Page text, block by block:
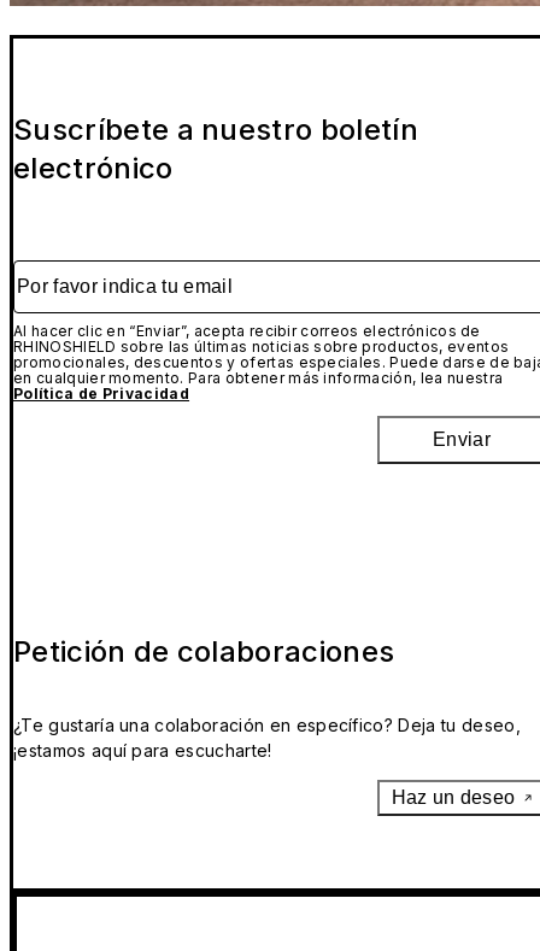
Suscríbete a nuestro boletín
electrónico
Por favor indica tu email
Al hacer clic en “Enviar”, acepta recibir correos electrónicos de
RHINOSHIELD sobre las últimas noticias sobre productos, eventos
promocionales, descuentos y ofertas especiales. Puede darse de
en cualquier momento. Para obtener más información, lea nuestra
Política de Privacidad
Enviar
Petición de colaboraciones
¿Te gustaría una colaboración en específico? Deja tu deseo,
¡estamos aquí para escucharte!
Haz un deseo